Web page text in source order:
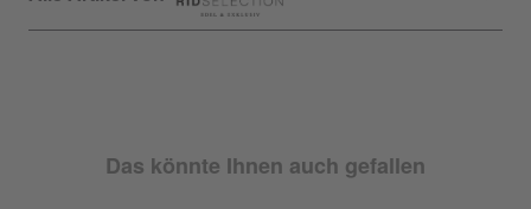
Das könnte Ihnen auch gefallen